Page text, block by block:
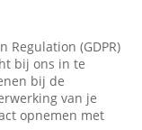
Regulation (GDPR)
bij ons in te
bij de
van je
opnemen met